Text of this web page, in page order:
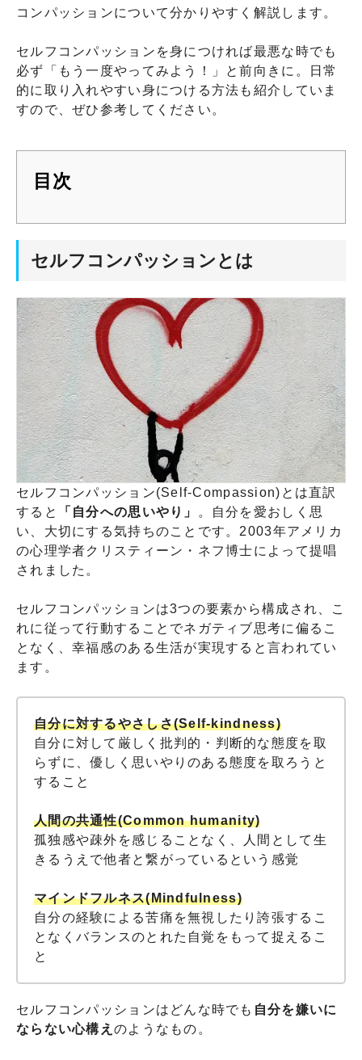
コンパッションについて分かりやすく解説します。
セルフコンパッションを身につければ最悪な時でも
必ず「もう一度やってみよう！」と前向きに。日常
的に取り入れやすい身につける方法も紹介していま
すので、ぜひ参考してください。
目次
セルフコンパッションとは
セルフコンパッション(Self-Compassion)とは直訳
すると
「自分への思いやり」
。自分を愛おしく思
い、大切にする気持ちのことです。2003年アメリカ
の心理学者クリスティーン・ネフ博士によって提唱
されました。
セルフコンパッションは3つの要素から構成され、こ
れに従って行動することでネガティブ思考に偏るこ
となく、幸福感のある生活が実現すると言われてい
ます。
自分に対するやさしさ(Self-kindness)
自分に対して厳しく批判的・判断的な態度を取
らずに、優しく思いやりのある態度を取ろうと
すること
人間の共通性(Common humanity)
孤独感や疎外を感じることなく、人間として生
きるうえで他者と繋がっているという感覚
マインドフルネス(Mindfulness)
自分の経験による苦痛を無視したり誇張するこ
となくバランスのとれた自覚をもって捉えるこ
と
セルフコンパッションはどんな時でも 自分を嫌いに
ならない心構え のようなもの。